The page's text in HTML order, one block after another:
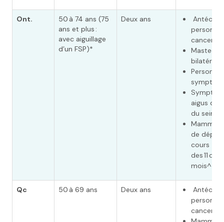
Ont.
50 à 74 ans (75
ans et plus :
avec aiguillage
d’un FSP)*
Deux ans
cancer
bilatérale
Personne
aigus de
du sein
de
cours
des 11
mois^
Qc 50 à 69 ans Deux ans
cancer